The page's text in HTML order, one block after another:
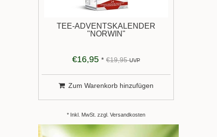
TEE-ADVENTSKALENDER
"NORWIN"
€16,95 * €19,95UVP
Zum Warenkorb hinzufügen
* Inkl. MwSt. zzgl. Versandkosten